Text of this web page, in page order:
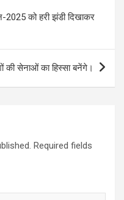
2025 को हरी झंडी दिखाकर
की सेनाओं का हिस्सा बनेंगे।
Required fields